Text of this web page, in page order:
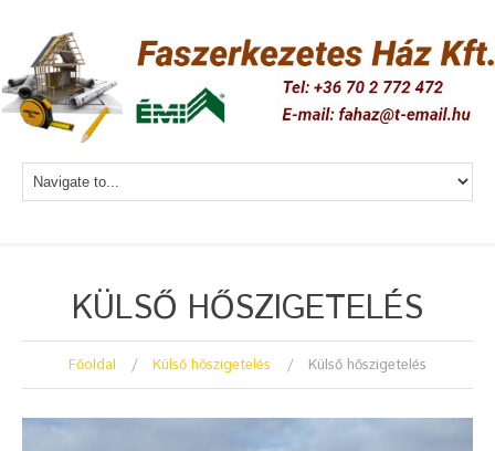
KÜLSŐ HŐSZIGETELÉS
Főoldal Külső hőszigetelés Külső hőszigetelés